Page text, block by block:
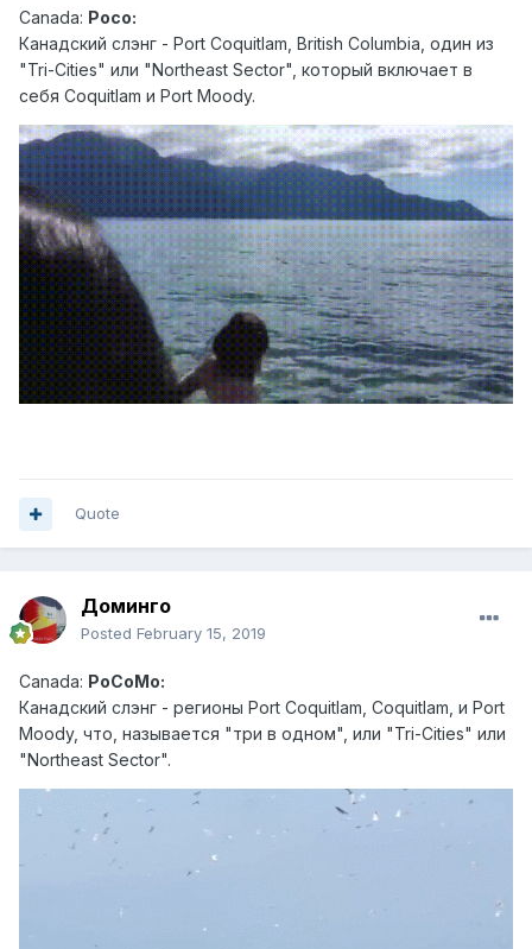
Canada: Poco:
Канадский слэн г - Port Coquitlam, British Columbia, один из
"Tri-Cities" или "Northeast Sector", который включает в
себя Coquitlam и Port Moody.
Quote
Доминго
Posted February 15, 2019
Canada: PoCoMo:
Канадский слэн г - регионы Port Coquitlam, Coquitlam, и Port
Moody, что, называется "три в одном", или "Tri-Cities" или
"Northeast Sector".